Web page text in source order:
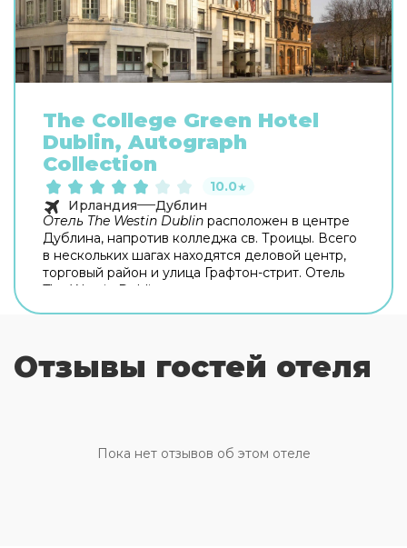
The College Green Hotel
Dublin, Autograph
Collection
10.0★
Ирландия
Дублин
Отель The Westin Dublin расположен в центре
Дублина, напротив колледжа св. Троицы. Всего
в нескольких шагах находятся деловой центр,
торговый район и улица Графтон-стрит. Отель
The Westin Dublin идеально расположен для
традиционных блюд ирландской кухни.
Отдохнуть после насыщенного дня можно в
тренажерный зал
, можно заказать сеанс
массажа в номере, работает салон красоты. Для
Отзывы гостей отеля
Пока нет отзывов об этом отеле